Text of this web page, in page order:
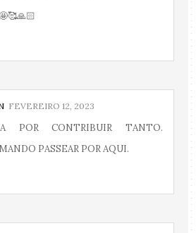
FEVEREIRO 12, 2023
POR CONTRIBUIR TANTO.
PASSEAR POR AQUI.